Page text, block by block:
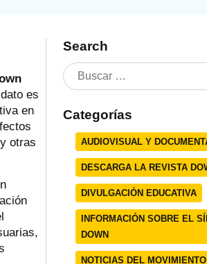
es
en
otras
Search
Categorías
AUDIOVISUAL Y
DESCARGA LA REVISTA
DIVULGACIÓN EDUCATIVA
INFORMACIÓN SOBRE EL
DOWN
NOTICIAS DEL MOVIMIENTO